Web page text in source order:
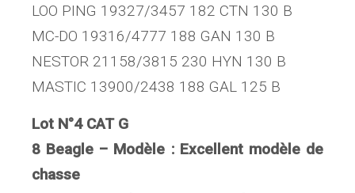
LOO PING 19327/3457 182 CTN 130 B
MC-DO 19316/4777 188 GAN 130 B
NESTOR 21158/3815 230 HYN 130 B
MASTIC 13900/2438 188 GAL 125 B
Lot N°4 CAT G
8 Beagle – Modèle : Excellent modèle de
chasse